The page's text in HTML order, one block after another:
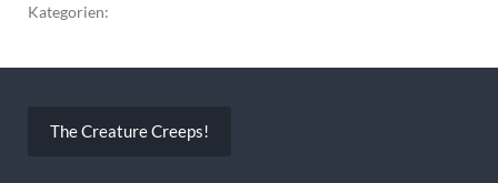
Kategorien:
The Creature Creeps!